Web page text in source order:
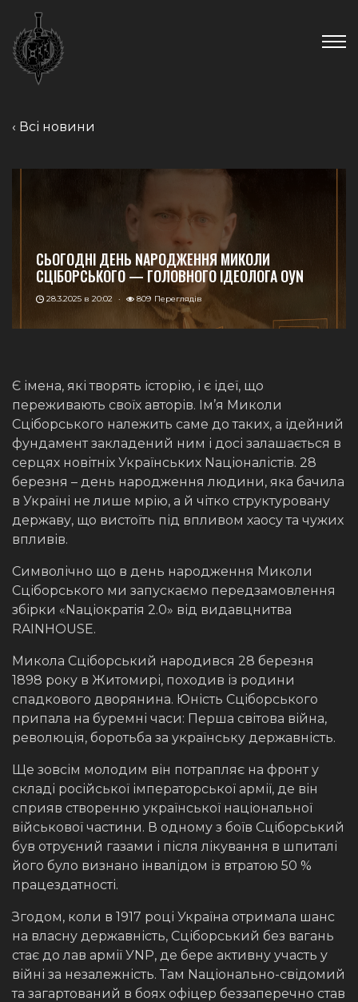
content
‹ Всі новини
СЬОГОДНІ ДЕНЬ NАРОДЖЕННЯ МИКОЛИ
СЦІБОРСЬКОГО — ГОЛОВНОГО ІДЕОЛОГА ОУN
28.3.2025 в 20:02 · 809 Переглядів
Є імена, які творять історію, і є ідеї, що
переживають своїх авторів. Ім’я Миколи
Сціборського належить саме до таких, а ідейний
фундамент закладений ним і досі залашається в
серцях новітніх Українських Nаціоналістів. 28
березня – день народження людини, яка бачила
в Україні не лише мрію, а й чітко структуровану
державу, що вистоїть під впливом хаосу та чужих
впливів.
Символічно що в день народження Миколи
Сціборського ми запускаємо передзамовлення
збірки «Nаціократія 2.0» від видавцнитва
RAINHOUSE.
Микола Сціборський народився 28 березня
1898 року в Житомирі, походив із родини
спадкового дворянина. Юність Сціборського
припала на буремні часи: Перша світова війна,
революція, боротьба за українську державність.
Ще зовсім молодим він потрапляє на фронт у
складі російської імператорської армії, де він
сприяв створенню української національної
військової частини. В одному з боїв Сціборський
був отруєний газами і після лікування в шпиталі
його було визнано інвалідом із втратою 50 %
працездатності.
Згодом, коли в 1917 році Україна отримала шанс
на власну державність, Сціборський без вагань
стає до лав армії УNР, де бере активну участь у
війні за незалежність. Там Nаціонально-свідомий
та загартований в боях офіцер беззаперечно став